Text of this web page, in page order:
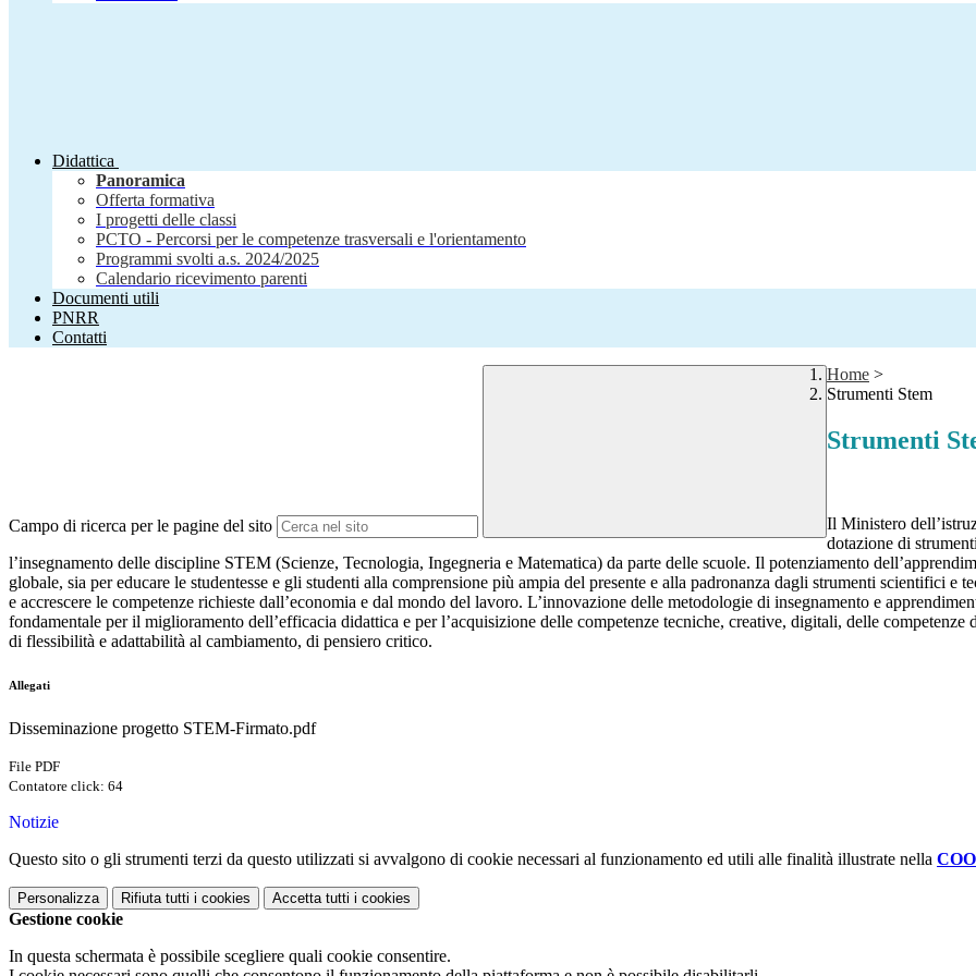
Didattica
Panoramica
Offerta formativa
I progetti delle classi
PCTO - Percorsi per le competenze trasversali e l'orientamento
Programmi svolti a.s. 2024/2025
Calendario ricevimento parenti
Documenti utili
PNRR
Contatti
Campo di ricerca per le pagine del sito
Home >
Strumenti Stem
Strumenti
Il Ministero
dotazione di
l’insegnamento delle discipline STEM (Scienze, Tecnologia, Ingegneria e Matematica) da parte delle scuole. Il potenziamento
globale, sia per educare le studentesse e gli studenti alla comprensione più ampia del presente e alla padronanza dagli strumenti scientifici e
e accrescere le competenze richieste dall’economia e dal mondo del lavoro. L’innovazione delle metodologie di insegnamento e
fondamentale per il miglioramento dell’efficacia didattica e per l’acquisizione delle competenze tecniche, creative, digitali, delle
di flessibilità e adattabilità al cambiamento, di pensiero critico.
Allegati
Disseminazione progetto STEM-Firmato.pdf
File PDF
Contatore click: 64
Notizie
Questo sito o gli strumenti terzi da questo utilizzati si avvalgono di cookie necessari al funzionamento ed utili alle finalità illustrate nella
Personalizza Rifiuta tutti i cookies Accetta tutti i cookies
Gestione cookie
In questa schermata è possibile scegliere quali cookie consentire.